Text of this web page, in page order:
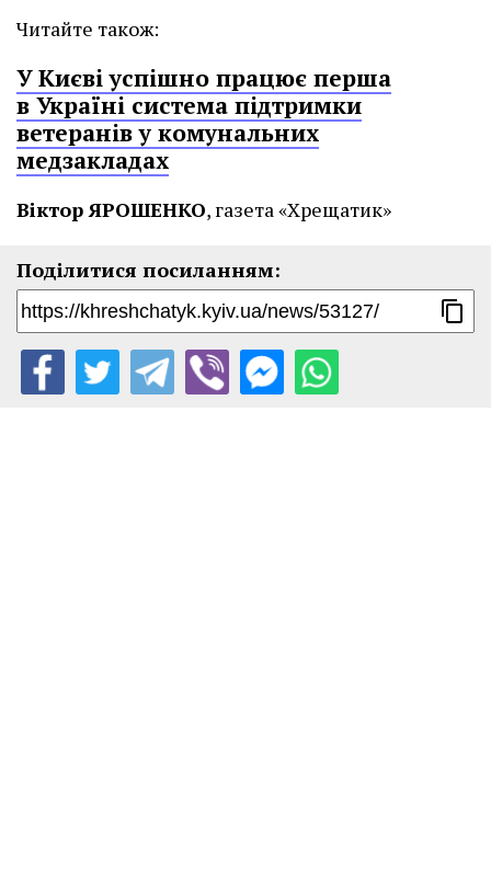
Читайте також:
У Києві успішно працює перша
в Україні система підтримки
ветеранів у комунальних
медзакладах
Віктор ЯРОШЕНКО, газета «Хрещатик»